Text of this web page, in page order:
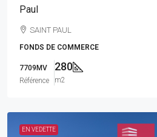
Paul
SAINT PAUL
FONDS DE COMMERCE
7709MV
Référence
280
m2
EN VEDETTE